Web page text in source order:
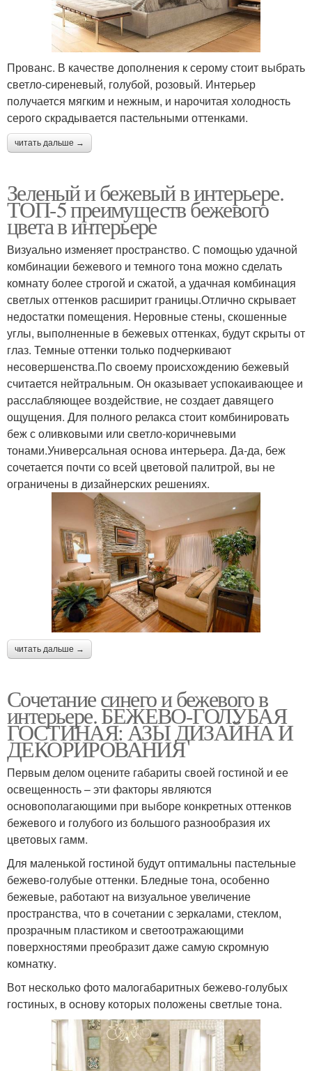
Прованс. В качестве дополнения к серому стоит выбрать
светло-сиреневый, голубой, розовый. Интерьер
получается мягким и нежным, и нарочитая холодность
серого скрадывается пастельными оттенками.
читать дальше →
Зеленый и бежевый в интерьере.
ТОП-5 преимуществ бежевого
цвета в интерьере
Визуально изменяет пространство. С помощью удачной
комбинации бежевого и темного тона можно сделать
комнату более строгой и сжатой, а удачная комбинация
светлых оттенков расширит границы.Отлично скрывает
недостатки помещения. Неровные стены, скошенные
углы, выполненные в бежевых оттенках, будут скрыты от
глаз. Темные оттенки только подчеркивают
несовершенства.По своему происхождению бежевый
считается нейтральным. Он оказывает успокаивающее и
расслабляющее воздействие, не создает давящего
ощущения. Для полного релакса стоит комбинировать
беж с оливковыми или светло-коричневыми
тонами.Универсальная основа интерьера. Да-да, беж
сочетается почти со всей цветовой палитрой, вы не
ограничены в дизайнерских решениях.
читать дальше →
Сочетание синего и бежевого в
интерьере. БЕЖЕВО-ГОЛУБАЯ
ГОСТИНАЯ: АЗЫ ДИЗАЙНА И
ДЕКОРИРОВАНИЯ
Первым делом оцените габариты своей гостиной и ее
освещенность – эти факторы являются
основополагающими при выборе конкретных оттенков
бежевого и голубого из большого разнообразия их
цветовых гамм.
Для маленькой гостиной будут оптимальны пастельные
бежево-голубые оттенки. Бледные тона, особенно
бежевые, работают на визуальное увеличение
пространства, что в сочетании с зеркалами, стеклом,
прозрачным пластиком и светоотражающими
поверхностями преобразит даже самую скромную
комнатку.
Вот несколько фото малогабаритных бежево-голубых
гостиных, в основу которых положены светлые тона.